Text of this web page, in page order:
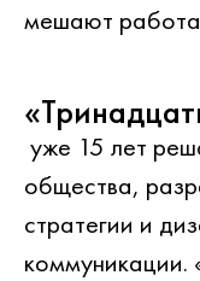
мешают
уже 15 лет
общества,
стратегии и
коммуникации.